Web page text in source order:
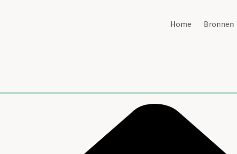
Home Bronnen